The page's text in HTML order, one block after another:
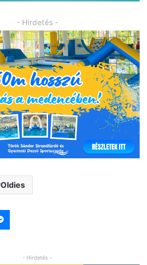
- Hirdetés -
Oldies
- Hirdetés -